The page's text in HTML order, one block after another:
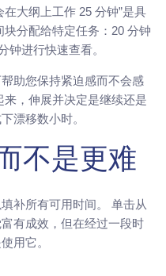
在大纲上工作 25 分钟”是具
分配给特定任务：20 分钟
钟进行快速查看。
助您保持紧迫感而不会感
，伸展并决定是继续还是
漂移数小时。
不是更难
补所有可用时间。 单击从
有成效，但在经过一段时
用它。